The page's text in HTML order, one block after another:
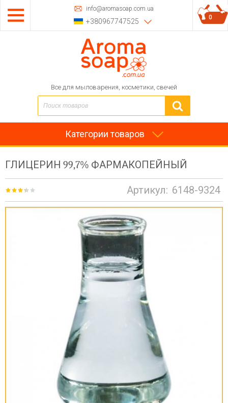
info@aromasoap.com.ua
+380967747525
Все для мыловарения, косметики, свечей
0
Категории товаров
ГЛИЦЕРИН 99,7% ФАРМАКОПЕЙНЫЙ
Артикул: 6148-9324